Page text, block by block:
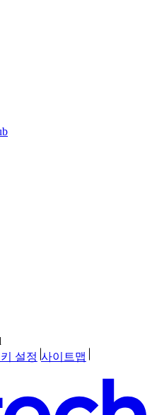
설정 사이트맵